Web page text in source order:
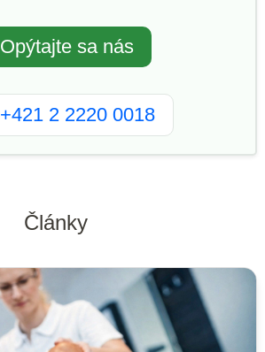
Opýtajte sa nás
+421 2 2220 0018
Články